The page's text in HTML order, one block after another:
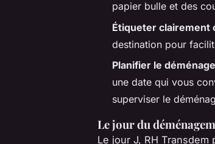
papier bulle et des
Étiqueter clairement
destination pour
Planifier le
une date qui vous
superviser le
Le jour du
Le jour J, RH